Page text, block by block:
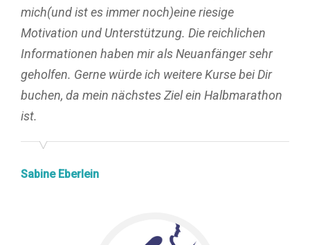
mich(und ist es immer noch)eine riesige
Motivation und Unterstützung. Die reichlichen
Informationen haben mir als Neuanfänger sehr
geholfen. Gerne würde ich weitere Kurse bei Dir
buchen, da mein nächstes Ziel ein Halbmarathon
ist.
Sabine Eberlein